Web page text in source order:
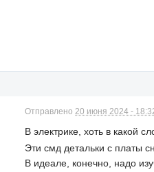
Отправлено 20 июня 2024 -
В электрике, хоть в какой
Эти смд детальки с платы
В идеале, конечно, надо